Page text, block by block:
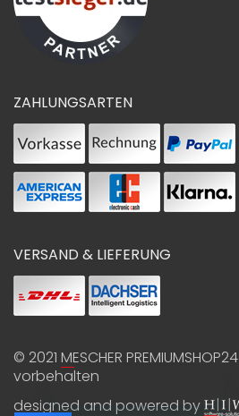
ZAHLUNGSARTEN
VERSAND & LIEFERUNG
© 2021 MESCHER PREMIUMSHOP24
vorbehalten
designed and powered by